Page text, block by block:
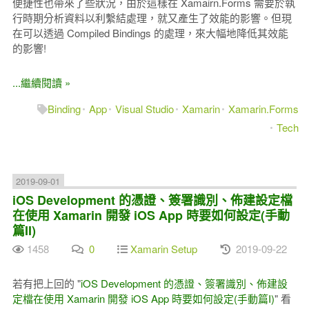
行時期分析資料以利繫結處理，就又產生了效能的影響。但現
在可以透過 Compiled Bindings 的處理，來大幅地降低其效能
的影響!
...繼續閱讀 »
Binding App Visual Studio Xamarin Xamarin.Forms
Tech
2019-09-01
iOS Development 的憑證、簽署識別、佈建設定檔
在使用 Xamarin 開發 iOS App 時要如何設定(手動
篇II)
1458 0 Xamarin Setup 2019-09-22
若有把上回的 "iOS Development 的憑證、簽署識別、佈建設
定檔在使用 Xamarin 開發 iOS App 時要如何設定(手動篇I)" 看